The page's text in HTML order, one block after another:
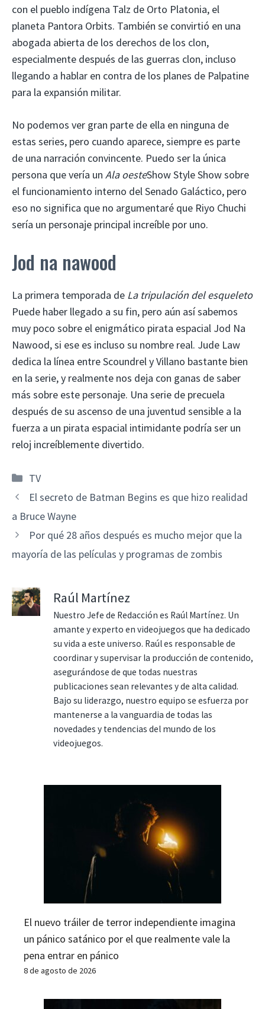
con el pueblo indígena Talz de Orto Platonia, el
planeta Pantora Orbits. También se convirtió en una
abogada abierta de los derechos de los clon,
especialmente después de las guerras clon, incluso
llegando a hablar en contra de los planes de Palpatine
para la expansión militar.
No podemos ver gran parte de ella en ninguna de
estas series, pero cuando aparece, siempre es parte
de una narración convincente. Puedo ser la única
persona que vería un Ala oesteShow Style Show sobre
el funcionamiento interno del Senado Galáctico, pero
eso no significa que no argumentaré que Riyo Chuchi
sería un personaje principal increíble por uno.
Jod na nawood
La primera temporada de La tripulación del esqueleto
Puede haber llegado a su fin, pero aún así sabemos
muy poco sobre el enigmático pirata espacial Jod Na
Nawood, si ese es incluso su nombre real. Jude Law
dedica la línea entre Scoundrel y Villano bastante bien
en la serie, y realmente nos deja con ganas de saber
más sobre este personaje. Una serie de precuela
después de su ascenso de una juventud sensible a la
fuerza a un pirata espacial intimidante podría ser un
reloj increíblemente divertido.
Categorías
TV
El secreto de Batman Begins es que hizo realidad
a Bruce Wayne
Por qué 28 años después es mucho mejor que la
mayoría de las películas y programas de zombis
Raúl Martínez
Nuestro Jefe de Redacción es Raúl Martínez. Un
amante y experto en videojuegos que ha dedicado
su vida a este universo. Raúl es responsable de
coordinar y supervisar la producción de contenido,
asegurándose de que todas nuestras
publicaciones sean relevantes y de alta calidad.
Bajo su liderazgo, nuestro equipo se esfuerza por
mantenerse a la vanguardia de todas las
novedades y tendencias del mundo de los
videojuegos.
El nuevo tráiler de terror independiente imagina
un pánico satánico por el que realmente vale la
pena entrar en pánico
8 de agosto de 2026